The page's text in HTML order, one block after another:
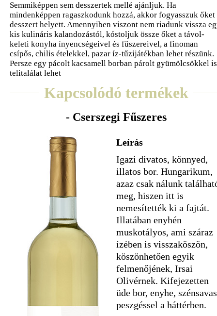
Semmiképpen sem desszertek mellé ajánljuk. Ha
mindenképpen ragaszkodunk hozzá, akkor fogyasszuk őket
desszert helyett. Amennyiben viszont nem riadunk vissza
kis kulináris kalandozástól, kóstoljuk össze őket a távol-
keleti konyha ínyencségeivel és fűszereivel, a finoman
csípős, chilis ételekkel, pazar íz-tűzijátékban lehet részünk.
Persze egy pácolt kacsamell borban párolt gyümölcsökkel is
telitalálat lehet
Kapcsolódó termékek
- Cserszegi Fűszeres
Leírás
Igazi divatos, könnyed,
illatos bor. Hungarikum,
azaz csak nálunk
meg, hiszen itt is
nemesítették ki a fajtát.
Illatában enyhén
muskotályos, ami száraz
ízében is visszaköszön,
köszönhetően egyik
felmenőjének, Irsai
Olivérnek. Kifejezetten
üde bor, enyhe, szénsavas
peszgéssel a háttérben.